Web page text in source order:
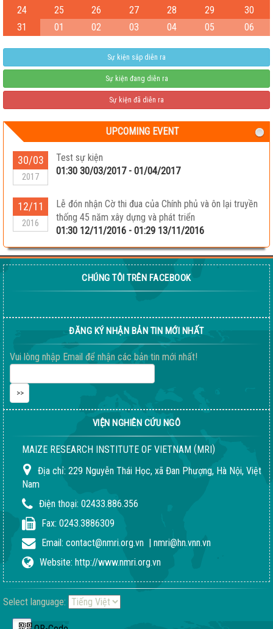
24
25 26 27 28 29
30
31
01 02 03 04 05 06
Sự kiện sắp diễn ra
Sự kiện đang diễn ra
Sự kiện đã diễn ra
UPCOMING EVENT
30/03
2017
Test sự kiện
01:30 30/03/2017 - 01/04/2017
12/11
2016
Lễ đón nhận Cờ thi đua của Chính phủ và ôn lại truyền
thống 45 năm xây dựng và phát triển
01:30 12/11/2016 - 01:29 13/11/2016
CHÚNG TÔI TRÊN FACEBOOK
ĐĂNG KÝ NHẬN BẢN TIN MỚI NHẤT
Vui lòng nhập Email để nhận các bản tin mới nhất!
VIỆN NGHIÊN CỨU NGÔ
MAIZE RESEARCH INSTITUTE OF VIETNAM ( MRI )
Địa chỉ: 229 Nguyễn Thái Học, xã Đan Phượng, Hà Nội, Việt
Nam
Điện thoại: 02433.886.356
Fax: 0243.3886309
Email: contact@nmri.org.vn
nmri@hn.vnn.vn
Website: http://www.nmri.org.vn
Select language: